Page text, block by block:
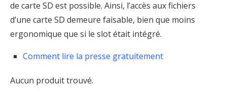
de carte SD est possible. Ainsi, l’accès aux fichiers
d’une carte SD demeure faisable, bien que moins
ergonomique que si le slot était intégré.
Comment lire la presse gratuitement
Aucun produit trouvé.